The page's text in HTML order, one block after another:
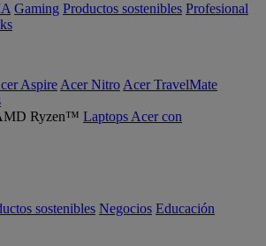
Gaming Productos sostenibles Profesional
Aspire Acer Nitro Acer TravelMate
Laptops Acer con
sostenibles Negocios Educación